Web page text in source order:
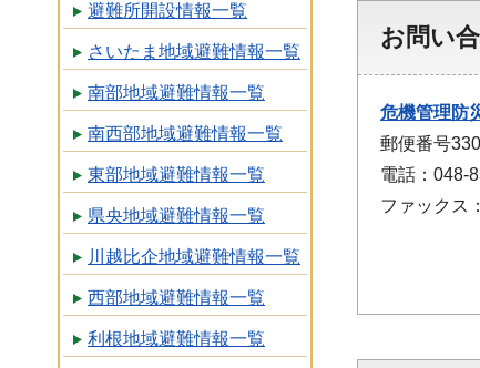
避難所開設情報一覧
さいたま地域避難情報一覧
南部地域避難情報一覧
南西部地域避難情報一覧
東部地域避難情報一覧
県央地域避難情報一覧
川越比企地域避難情報一覧
西部地域避難情報一覧
利根地域避難情報一覧
お問い
危機管理防
郵便番号
電話：048-
ファックス